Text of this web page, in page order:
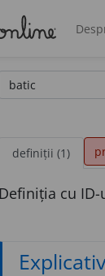
definiții (1)
Definiția cu ID-